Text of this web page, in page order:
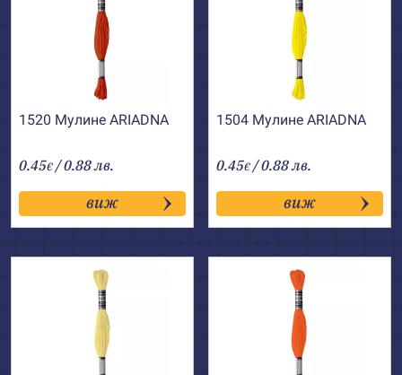
1520 Мулине АRIADNA
0.45€ / 0.88 лв.
виж
1504 Мулине АRIADNA
0.45€ / 0.88 лв.
виж